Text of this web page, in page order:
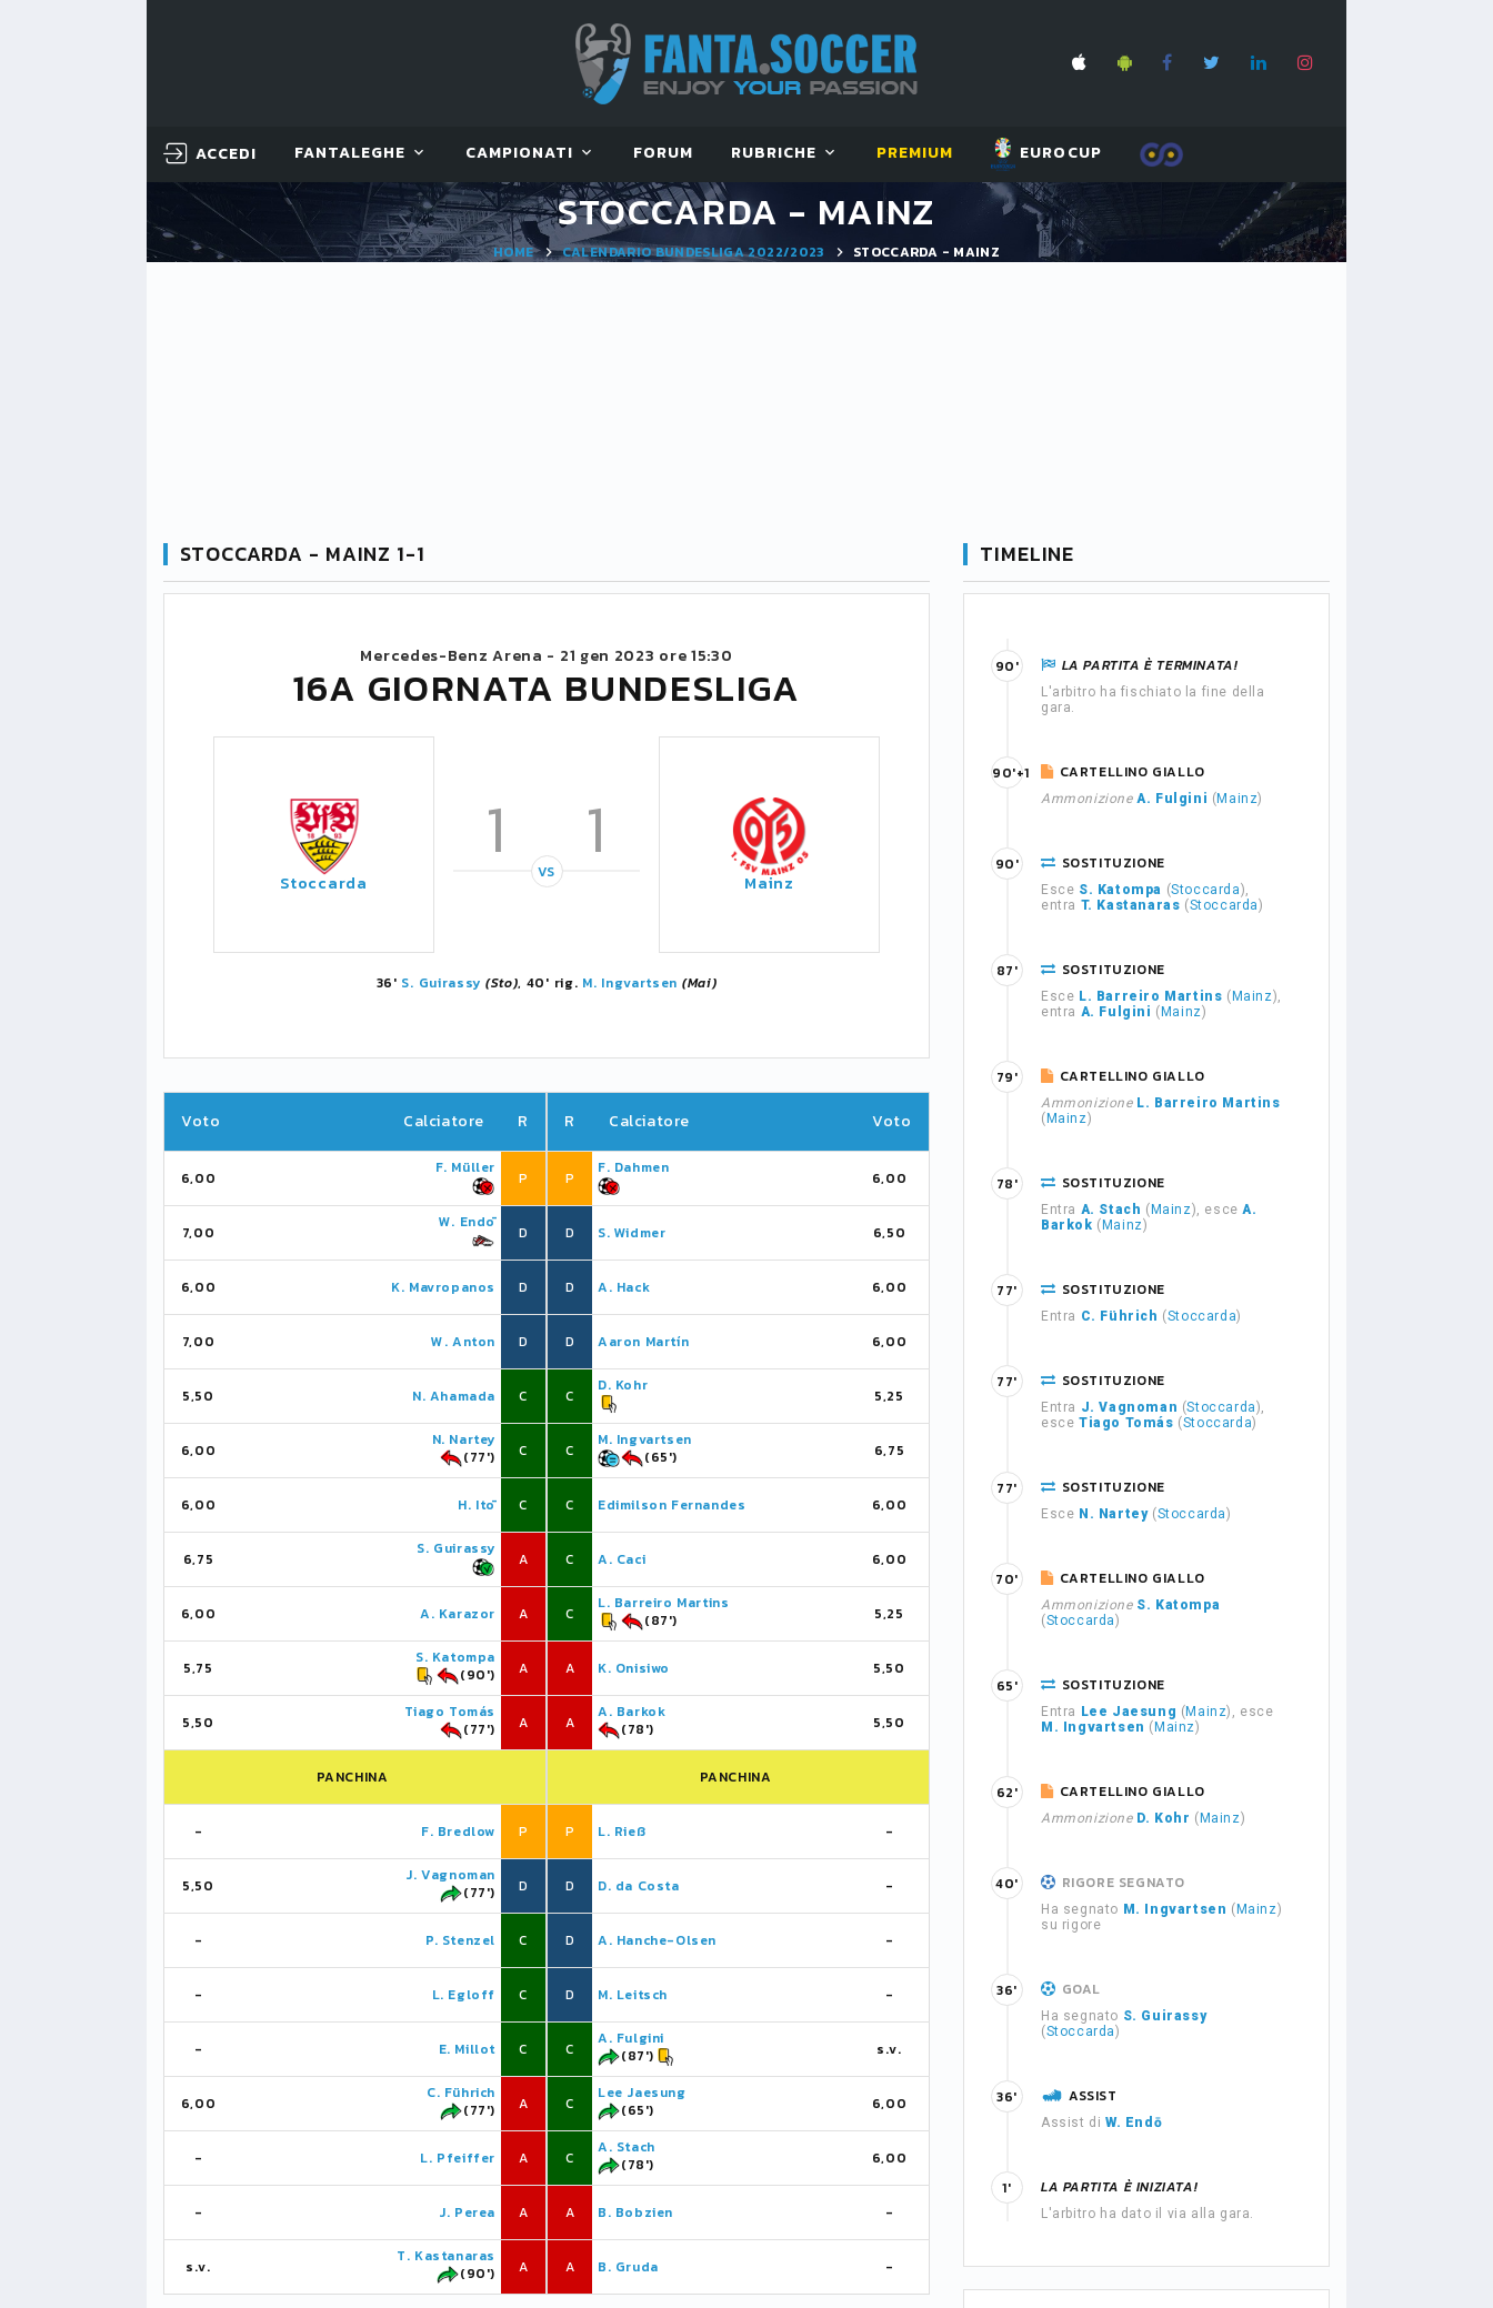
ACCEDI FANTALEGHE CAMPIONATI FORUM RUBRICHE PREMIUM EUROCUP
STOCCARDA - MAINZ
HOME CALENDARIO BUNDESLIGA 2022/2023 STOCCARDA - MAINZ
STOCCARDA - MAINZ 1-1
Mercedes-Benz Arena - 21 gen 2023 ore 15:30
16A GIORNATA BUNDESLIGA
Stoccarda
1 1
VS Mainz
36' S. Guirassy (Sto), 40' rig. M. Ingvartsen (Mai)
Voto Calciatore R
6,00
F. Müller
P
7,00
W. Endō
D
6,00 K. Mavropanos D
7,00 W. Anton D
5,50 N. Ahamada C
6,00
N. Nartey
(77')
C
6,00 H. Itō C
6,75
S. Guirassy
A
6,00 A. Karazor A
5,75
S. Katompa
(90')
A
5,50
Tiago Tomás
(77')
A
PANCHINA
- F. Bredlow P
5,50
J. Vagnoman
(77')
D
- P. Stenzel C
- L. Egloff C
- E. Millot C
6,00
C. Führich
(77')
A
- L. Pfeiffer A
- J. Perea A
s.v.
T. Kastanaras
(90')
A
R Calciatore Voto
P
F. Dahmen
6,00
D S. Widmer 6,50
D A. Hack 6,00
D Aaron Martín 6,00
C
D. Kohr
5,25
C
M. Ingvartsen
(65')
6,75
C Edimilson Fernandes 6,00
C A. Caci 6,00
C
L. Barreiro Martins
(87')
5,25
A K. Onisiwo 5,50
A
A. Barkok
(78')
5,50
PANCHINA
P L. Rieß -
D D. da Costa -
D A. Hanche-Olsen -
D M. Leitsch -
C
A. Fulgini
(87')
s.v.
C
Lee Jaesung
(65')
6,00
C
A. Stach
(78')
6,00
A B. Bobzien -
A B. Gruda -
TIMELINE
LA PARTITA È TERMINATA!
L'arbitro ha fischiato la fine della
gara.
90'
CARTELLINO GIALLO
Ammonizione A. Fulgini ( Mainz)
90'+1
SOSTITUZIONE
Esce S. Katompa (Stoccarda),
entra T. Kastanaras (Stoccarda)
90'
SOSTITUZIONE
Esce L. Barreiro Martins ( Mainz),
entra A. Fulgini ( Mainz)
87'
CARTELLINO GIALLO
Ammonizione L. Barreiro Martins
( Mainz)
79'
SOSTITUZIONE
Entra A. Stach ( Mainz), esceA.
Barkok ( Mainz)
78'
SOSTITUZIONE
Entra C. Führich (Stoccarda)
77'
SOSTITUZIONE
Entra J. Vagnoman (Stoccarda),
esce Tiago Tomás (Stoccarda)
77'
SOSTITUZIONE
Esce N. Nartey(Stoccarda)
77'
CARTELLINO GIALLO
Ammonizione S. Katompa
(Stoccarda)
70'
SOSTITUZIONE
Entra Lee Jaesung ( Mainz), esce
M. Ingvartsen ( Mainz)
65'
CARTELLINO GIALLO
Ammonizione D. Kohr ( Mainz)
62'
RIGORE SEGNATO
Ha segnato M. Ingvartsen ( Mainz)
su rigore
40'
GOAL
Ha segnato S. Guirassy
(Stoccarda)
36'
ASSIST
Assist di W. Endō
36'
LA PARTITA È INIZIATA!
L'arbitro ha dato il via alla gara.
1'